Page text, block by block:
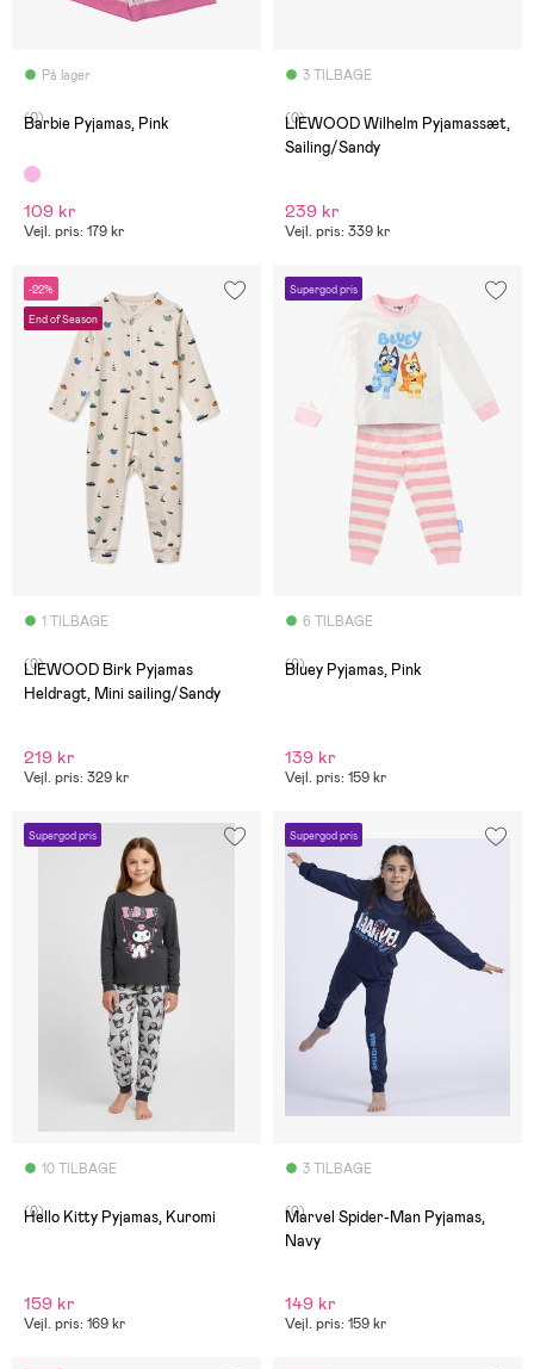
På lager
(0)
Barbie Pyjamas, Pink
109 kr
Vejl. pris: 179 kr
3 TILBAGE
(0)
LIEWOOD Wilhelm Pyjamassæt,
Sailing/Sandy
239 kr
Vejl. pris: 339 kr
-22%
End of Season
1 TILBAGE
(0)
LIEWOOD Birk Pyjamas
Heldragt, Mini sailing/Sandy
219 kr
Vejl. pris: 329 kr
Supergod pris
6 TILBAGE
(0)
Bluey Pyjamas, Pink
139 kr
Vejl. pris: 159 kr
Supergod pris
10 TILBAGE
(0)
Hello Kitty Pyjamas, Kuromi
159 kr
Vejl. pris: 169 kr
Supergod pris
3 TILBAGE
(0)
Marvel Spider-Man Pyjamas,
Navy
149 kr
Vejl. pris: 159 kr